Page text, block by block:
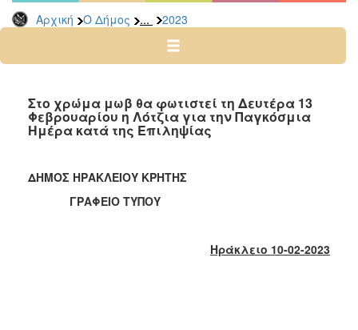
Αρχική Ο Δήμος ... 2023
2026
2024
2022
2021
Στο χρώμα μωβ θα φωτιστεί τη Δευτέρα 13
Φεβρουαρίου η Λότζια για την Παγκόσμια
Ημέρα κατά της Επιληψίας
ΔΗΜΟΣ ΗΡΑΚΛΕΙΟΥ ΚΡΗΤΗΣ
ΓΡΑΦΕΙΟ ΤΥΠΟΥ
Ηράκλειο 10-02-2023